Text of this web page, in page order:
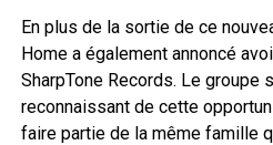
En plus de la sortie de ce
Home a également annoncé
SharpTone Records. Le groupe
reconnaissant de cette
faire partie de la même famille